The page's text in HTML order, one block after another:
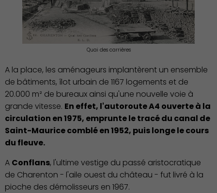
Quai des carrières
A la place, les aménageurs implantèrent un ensemble
de bâtiments, îlot urbain de 1167 logements et de
20.000 m² de bureaux ainsi qu'une nouvelle voie à
grande vitesse. En effet, l'autoroute A4 ouverte à la
circulation en 1975, emprunte le tracé du canal de
Saint-Maurice comblé en 1952, puis longe le cours
du fleuve.
A Conflans, l'ultime vestige du passé aristocratique
de Charenton - l'aile ouest du château - fut livré à la
pioche des démolisseurs en 1967.